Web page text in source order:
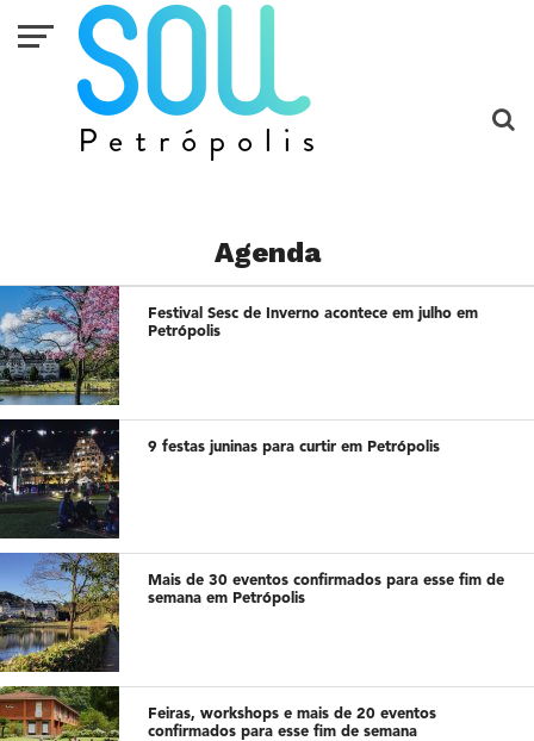
Agenda
Festival Sesc de Inverno acontece em julho em
Petrópolis
9 festas juninas para curtir em Petrópolis
Mais de 30 eventos confirmados para esse fim de
semana em Petrópolis
Feiras, workshops e mais de 20 eventos
confirmados para esse fim de semana